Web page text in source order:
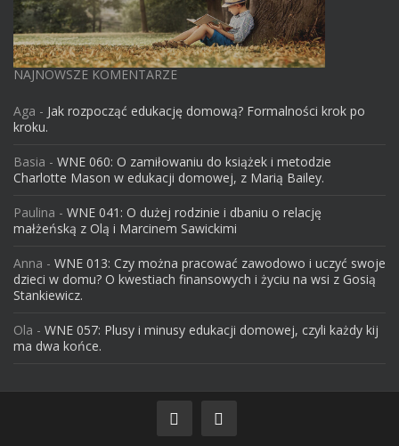
NAJNOWSZE KOMENTARZE
Aga - Jak rozpocząć edukację domową? Formalności krok po
kroku.
Basia - WNE 060: O zamiłowaniu do książek i metodzie
Charlotte Mason w edukacji domowej, z Marią Bailey.
Paulina - WNE 041: O dużej rodzinie i dbaniu o relację
małżeńską z Olą i Marcinem Sawickimi
Anna - WNE 013: Czy można pracować zawodowo i uczyć swoje
dzieci w domu? O kwestiach finansowych i życiu na wsi z Gosią
Stankiewicz.
Ola - WNE 057: Plusy i minusy edukacji domowej, czyli każdy kij
ma dwa końce.